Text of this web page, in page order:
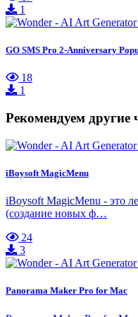
1
GO SMS Pro 2-Anniversary
18
1
Рекомендуем другие
iBoysoft MagicMenu
iBoysoft MagicMenu - это
(создание новых ф…
24
3
Panorama Maker Pro for Mac